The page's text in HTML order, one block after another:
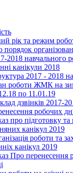
рік та режим
порядок
2018 навчального
канікули 2018
2017 - 2018
роботи ЖМК на
по 11.01.19
дзвінків 2017-
робочих
про підготовку
канікул 2019
роботи та
канікул 2019
Про перенесення